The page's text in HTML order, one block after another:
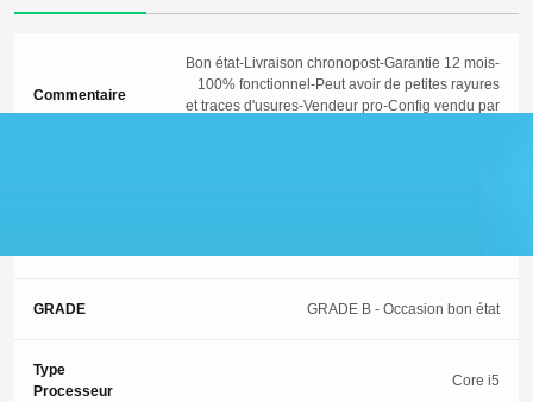
Commentaire
Bon état-Livraison chronopost-Garantie 12 mois-
100% fonctionnel-Peut avoir de petites rayures
et traces d'usures-Vendeur pro-Config vendu par
GRADE GRADE B - Occasion bon état
Type
Processeur
Core i5